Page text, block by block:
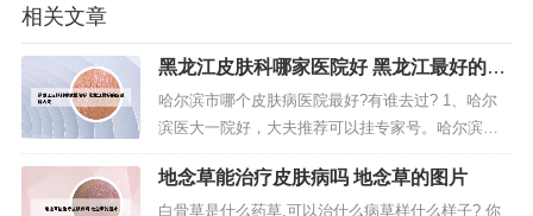
相关文章
黑龙江皮肤科哪家医院好 黑龙江最好的皮
肤科大夫
哈尔滨市哪个皮肤病医院最好?有谁去过? 1、哈尔
滨医大一院好，大夫推荐可以挂专家号。哈尔滨医
科大学第一临床医学院始建于1949年，是一所三级
甲等综合性医院。2018年12月4日，被国家卫健委公
布为首批肿瘤多学科诊疗试点医院。2、我的朋友也
地念草能治疗皮肤病吗 地念草的图片
白骨草是什么药草,可以治什么病草样什么样子? 你